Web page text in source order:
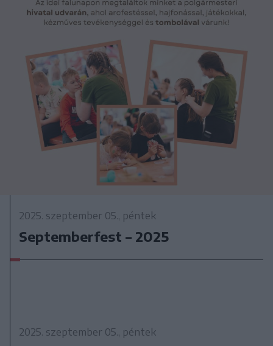
2025. szeptember 05., péntek
Septemberfest – 2025
2025. szeptember 05., péntek